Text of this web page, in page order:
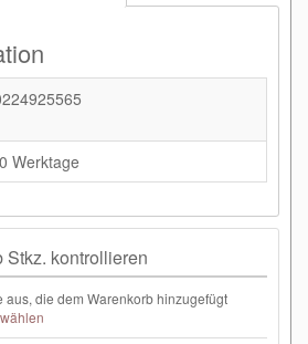
Werktage
Stkz. kontrollieren
aus, die dem Warenkorb hinzugefügt